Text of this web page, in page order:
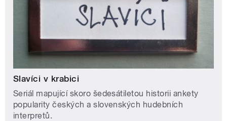
Slavíci v krabici
Seriál mapující skoro šedesátiletou historii ankety
popularity českých a slovenských hudebních
interpretů.